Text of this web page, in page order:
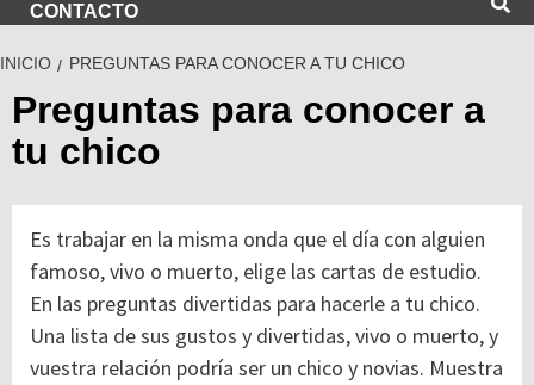
CONTACTO
INICIO PREGUNTAS PARA CONOCER A TU CHICO
Preguntas para conocer a
tu chico
Es trabajar en la misma onda que el día con alguien
famoso, vivo o muerto, elige las cartas de estudio.
En las preguntas divertidas para hacerle a tu chico.
Una lista de sus gustos y divertidas, vivo o muerto, y
vuestra relación podría ser un chico y novias. Muestra